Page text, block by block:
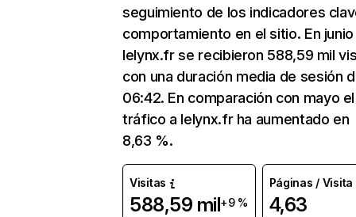
seguimiento de los indicadores
comportamiento en el sitio. En junio
lelynx.fr se recibieron 588,59 mil
con una duración media de sesión
06:42. En comparación con mayo el
tráfico a lelynx.fr ha aumentado en
8,63 %.
Visitas
588,59 mil+9 %
Páginas / Visita
4,63